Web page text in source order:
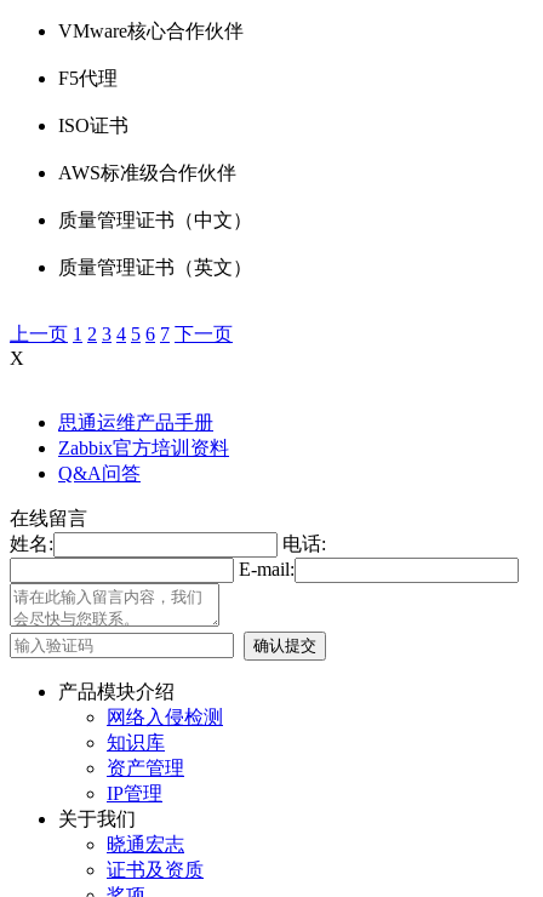
VMware核心合作伙伴
F5代理
ISO证书
AWS标准级合作伙伴
质量管理证书（中文）
质量管理证书（英文）
上一页 1 2 3 4 5 6 7 下一页
X
思通运维产品手册
Zabbix官方培训资料
Q&A问答
在线留言
姓名:
电话:
E-mail:
产品模块介绍
网络入侵检测
知识库
资产管理
IP管理
关于我们
晓通宏志
证书及资质